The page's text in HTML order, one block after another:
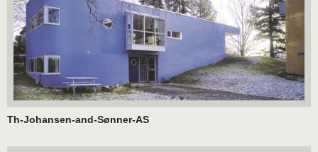
Th-Johansen-and-Sønner-AS